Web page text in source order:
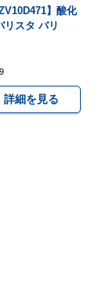
】酸化
リスタ バリ
詳細を見る